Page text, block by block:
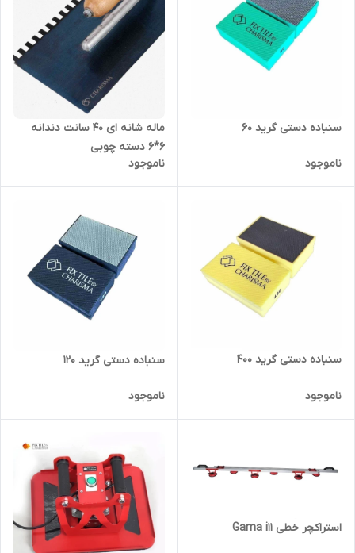
سنباده دستی گرید 60
ناموجود
ماله شانه ای ۴۰ سانت دندانه
۶*۶ دسته چوبی
ناموجود
سنباده دستی گرید 400
ناموجود
سنباده دستی گرید 120
ناموجود
استراکچر خطی Gama i11